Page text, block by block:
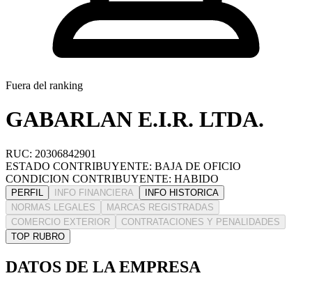
Fuera del ranking
GABARLAN E.I.R. LTDA.
RUC: 20306842901
ESTADO CONTRIBUYENTE: BAJA DE OFICIO
CONDICION CONTRIBUYENTE: HABIDO
PERFIL INFO FINANCIERA
INFO HISTORICA
NORMAS LEGALES
MARCAS REGISTRADAS
COMERCIO EXTERIOR
CONTRATACIONES Y PENALIDADES
TOP RUBRO
DATOS DE LA EMPRESA